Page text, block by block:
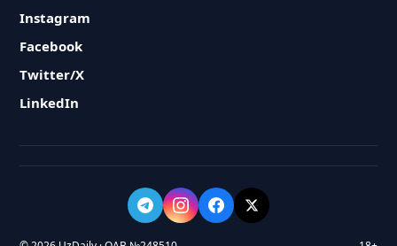
Instagram
Facebook
Twitter/X
LinkedIn